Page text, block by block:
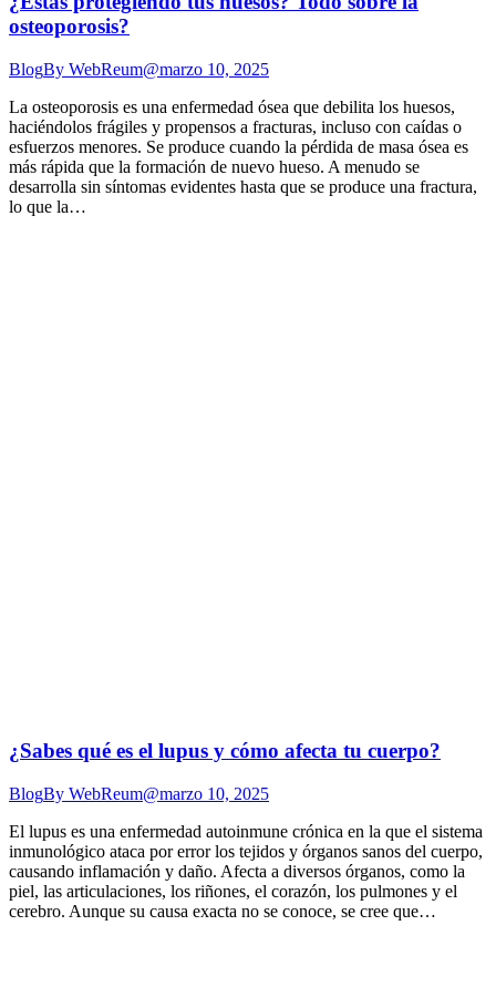
osteoporosis?
BlogBy WebReum@marzo 10, 2025
La osteoporosis es una enfermedad ósea que debilita los huesos,
haciéndolos frágiles y propensos a fracturas, incluso con caídas o
esfuerzos menores. Se produce cuando la pérdida de masa ósea es
más rápida que la formación de nuevo hueso. A menudo se
desarrolla sin síntomas evidentes hasta que se produce una fractura,
lo que la…
¿Sabes qué es el lupus y cómo afecta tu cuerpo?
BlogBy WebReum@marzo 10, 2025
El lupus es una enfermedad autoinmune crónica en la que el sistema
inmunológico ataca por error los tejidos y órganos sanos del cuerpo,
causando inflamación y daño. Afecta a diversos órganos, como la
piel, las articulaciones, los riñones, el corazón, los pulmones y el
cerebro. Aunque su causa exacta no se conoce, se cree que…